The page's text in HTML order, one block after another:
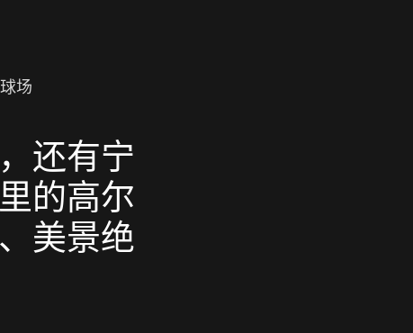
场
还有宁
的高尔
美景绝